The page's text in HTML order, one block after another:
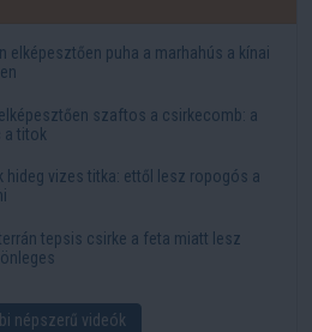
elképesztően puha a marhahús a kínai
szaftos a csirkecomb: a
a titok
hideg vizes titka: ettől lesz ropogós a
tepsis csirke a feta miatt lesz
népszerű videók